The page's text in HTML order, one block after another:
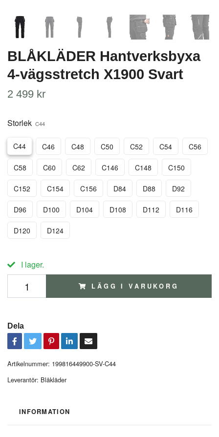
BLÅKLÄDER Hantverksbyxa
4-vägsstretch X1900 Svart
2 499 kr
Storlek C44
C44 C46 C48 C50 C52 C54 C56
C58 C60 C62 C146 C148 C150
C152 C154 C156 D84 D88 D92
D96 D100 D104 D108 D112 D116
D120 D124
I lager.
LÄGG I VARUKORG
Dela
Artikelnummer: 199816449900-SV-C44
Leverantör: Blåkläder
INFORMATION